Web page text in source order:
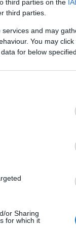
third parties on the
third parties.
and may
You may
for below
or Sharing
for which it
élményt